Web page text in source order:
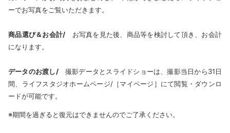
ーでお写真をご覧いただきます。
商品選び＆お会計/ お写真を見た後、商品等を検討して頂き、お会計
になります。
データのお渡し/撮影データとスライドショーは、撮影当日から31日
間、ライフスタジオホームページ/［マイページ］にて閲覧・ダウンロ
ードが可能です。
※期間を過ぎると復元はできませんのでご了承ください。